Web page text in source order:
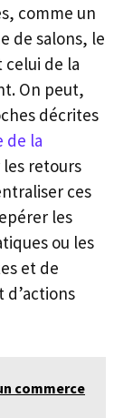
comme un
de salons, le
de la
On peut,
décrites
de la
retours
ces
les
ou les
et de
commerce